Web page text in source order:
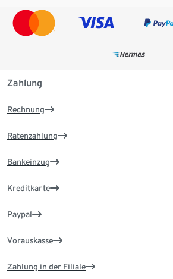
Zahlung
Rechnung
Ratenzahlung
Bankeinzug
Kreditkarte
Paypal
Vorauskasse
Zahlung in der Filiale